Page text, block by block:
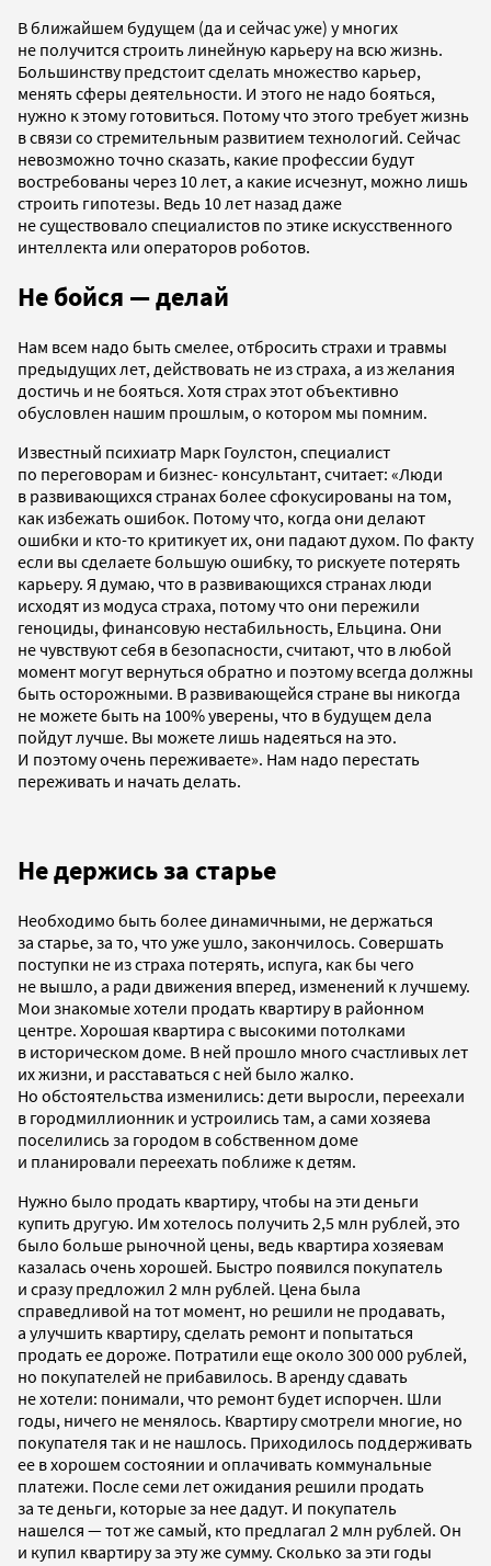
В ближайшем будущем (да и сейчас уже) у многих
не получится строить линейную карьеру на всю жизнь.
Большинству предстоит сделать множество карьер,
менять сферы деятельности. И этого не надо бояться,
нужно к этому готовиться. Потому что этого требует жизнь
в связи со стремительным развитием технологий. Сейчас
невозможно точно сказать, какие профессии будут
востребованы через 10 лет, а какие исчезнут, можно лишь
строить гипотезы. Ведь 10 лет назад даже
не существовало специалистов по этике искусственного
интеллекта или операторов роботов.
Не бойся — делай
Нам всем надо быть смелее, отбросить страхи и травмы
предыдущих лет, действовать не из страха, а из желания
достичь и не бояться. Хотя страх этот объективно
обусловлен нашим прошлым, о котором мы помним.
Известный психиатр Марк Гоулстон, специалист
по переговорам и бизнес- консультант, считает: «Люди
в развивающихся странах более сфокусированы на том,
как избежать ошибок. Потому что, когда они делают
ошибки и кто-то критикует их, они падают духом. По факту
если вы сделаете большую ошибку, то рискуете потерять
карьеру. Я думаю, что в развивающихся странах люди
исходят из модуса страха, потому что они пережили
геноциды, финансовую нестабильность, Ельцина. Они
не чувствуют себя в безопасности, считают, что в любой
момент могут вернуться обратно и поэтому всегда должны
быть осторожными. В развивающейся стране вы никогда
не можете быть на 100% уверены, что в будущем дела
пойдут лучше. Вы можете лишь надеяться на это.
И поэтому очень переживаете». Нам надо перестать
переживать и начать делать.
Не держись за старье
Необходимо быть более динамичными, не держаться
за старье, за то, что уже ушло, закончилось. Совершать
поступки не из страха потерять, испуга, как бы чего
не вышло, а ради движения вперед, изменений к лучшему.
Мои знакомые хотели продать квартиру в районном
центре. Хорошая квартира с высокими потолками
в историческом доме. В ней прошло много счастливых лет
их жизни, и расставаться с ней было жалко.
Но обстоятельства изменились: дети выросли, переехали
в городмиллионник и устроились там, а сами хозяева
поселились за городом в собственном доме
и планировали переехать поближе к детям.
Нужно было продать квартиру, чтобы на эти деньги
купить другую. Им хотелось получить 2,5 млн рублей, это
было больше рыночной цены, ведь квартира хозяевам
казалась очень хорошей. Быстро появился покупатель
и сразу предложил 2 млн рублей. Цена была
справедливой на тот момент, но решили не продавать,
а улучшить квартиру, сделать ремонт и попытаться
продать ее дороже. Потратили еще около 300 000 рублей,
но покупателей не прибавилось. В аренду сдавать
не хотели: понимали, что ремонт будет испорчен. Шли
годы, ничего не менялось. Квартиру смотрели многие, но
покупателя так и не нашлось. Приходилось поддерживать
ее в хорошем состоянии и оплачивать коммунальные
платежи. После семи лет ожидания решили продать
за те деньги, которые за нее дадут. И покупатель
нашелся — тот же самый, кто предлагал 2 млн рублей. Он
и купил квартиру за эту же сумму. Сколько за эти годы